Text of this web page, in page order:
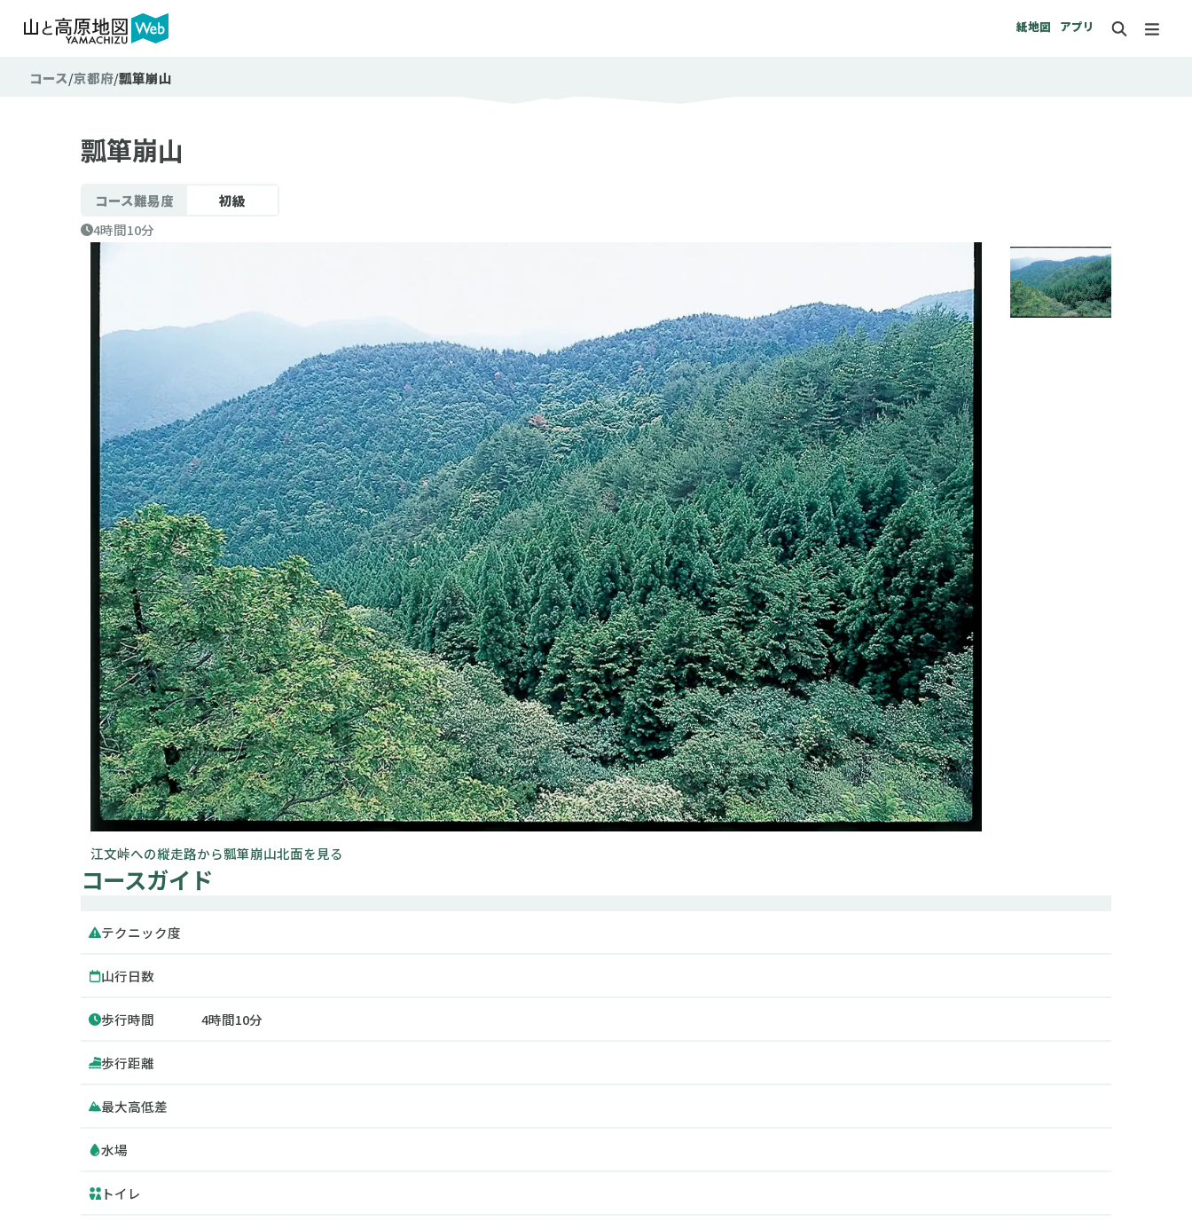
紙地図 アプリ
コース 京都府 瓢箪崩山
瓢箪崩山
コース難易度
初級
4時間10分
江文峠への縦走路から瓢箪崩山北面を見る
コースガイド
テクニック度
山行日数
歩行時間 4時間10分
歩行距離
最大高低差
水場
トイレ